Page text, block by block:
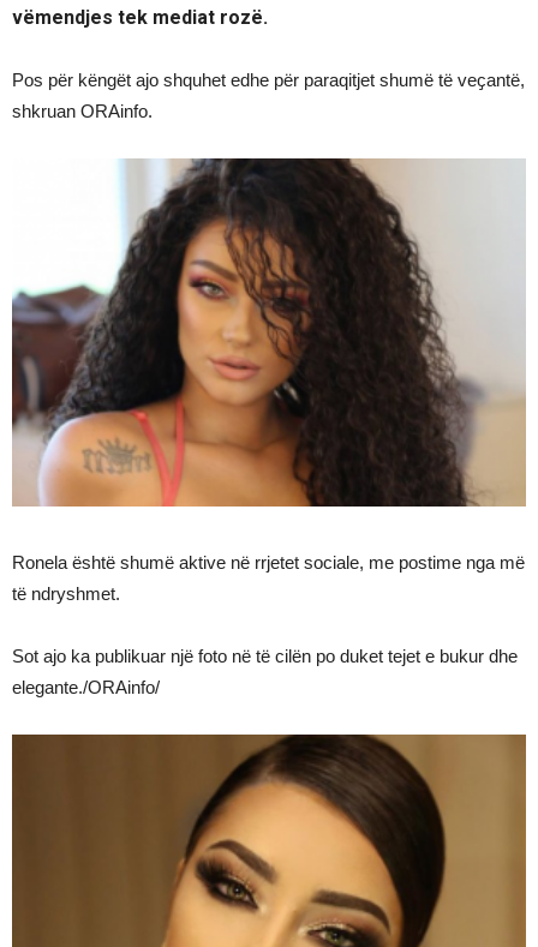
vëmendjes tek mediat rozë.
Pos për këngët ajo shquhet edhe për paraqitjet shumë të veҫantë,
shkruan ORAinfo.
Ronela është shumë aktive në rrjetet sociale, me postime nga më
të ndryshmet.
Sot ajo ka publikuar një foto në të cilën po duket tejet e bukur dhe
elegante./ORAinfo/